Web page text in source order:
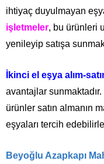
ihtiyaç duyulmayan
işletmeler, bu ürünleri
yenileyip satışa
İkinci el eşya alım-
avantajlar sunmaktadır.
ürünler satın almanın
eşyaları tercih
Beyoğlu Azapkapı